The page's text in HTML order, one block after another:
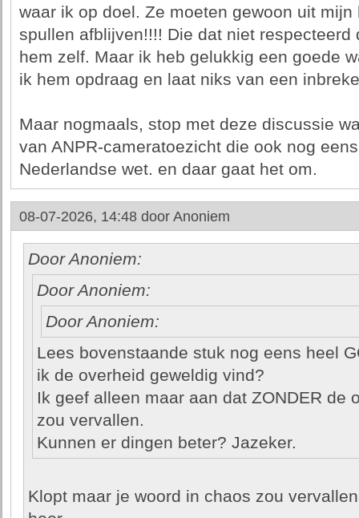
waar ik op doel. Ze moeten gewoon uit
spullen afblijven!!!! Die dat niet respecteerd
hem zelf. Maar ik heb gelukkig een goede
ik hem opdraag en laat niks van een
Maar nogmaals, stop met deze discussie
van ANPR-cameratoezicht die ook nog
Nederlandse wet. en daar gaat het om.
08-07-2026, 14:48 door Anoniem
Door Anoniem:
Door Anoniem:
Door Anoniem:
Lees bovenstaande stuk nog eens heel
ik de overheid geweldig vind?
Ik geef alleen maar aan dat ZONDER de
zou vervallen.
Kunnen er dingen beter? Jazeker.
Klopt maar je woord in chaos zou